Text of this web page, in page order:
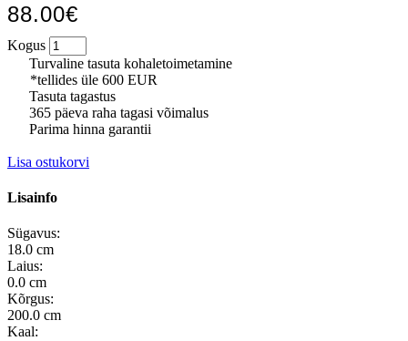
88.00€
Kogus
Turvaline tasuta kohaletoimetamine
*tellides üle 600 EUR
Tasuta tagastus
365 päeva raha tagasi võimalus
Parima hinna garantii
Lisa ostukorvi
Lisainfo
Sügavus:
18.0 cm
Laius:
0.0 cm
Kõrgus:
200.0 cm
Kaal: